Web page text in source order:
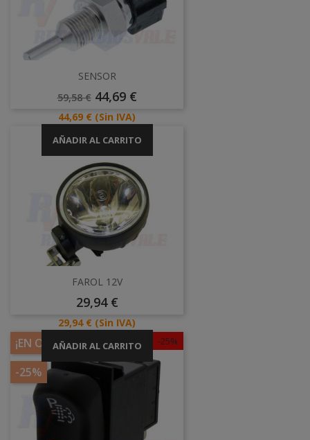
SENSOR
Precio
59,58 € Precio
44,69 €
Precio
44,69 € (Sin IVA)
AÑADIR AL CARRITO
FAROL 12V
Precio
29,94 €
Precio
29,94 € (Sin IVA)
AÑADIR AL CARRITO -25%
¡EN OFERTA!
-25%